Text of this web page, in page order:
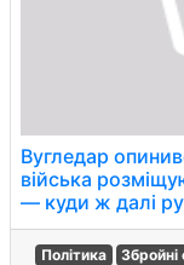
Вугледар
війська
— куди ж далі
Політика Збройні